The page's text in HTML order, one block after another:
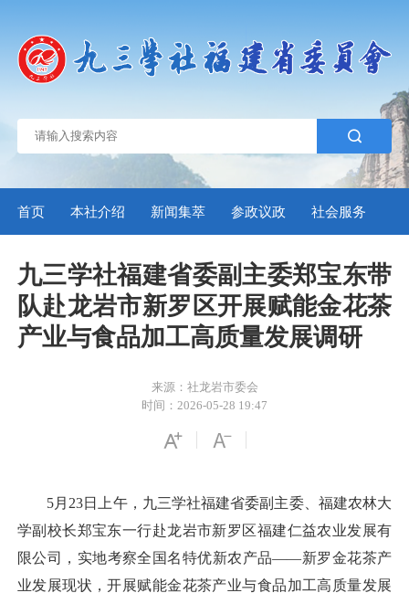
首页 本社介绍 新闻集萃 参政议政 社会服务
九三学社福建省委副主委郑宝东带
队赴龙岩市新罗区开展赋能金花茶
产业与食品加工高质量发展调研
来源：社龙岩市委会
时间：2026-05-28 19:47
5月23日上午，九三学社福建省委副主委、福建农林大
学副校长郑宝东一行赴龙岩市新罗区福建仁益农业发展有
限公司，实地考察全国名特优新农产品——新罗金花茶产
业发展现状，开展赋能金花茶产业与食品加工高质量发展